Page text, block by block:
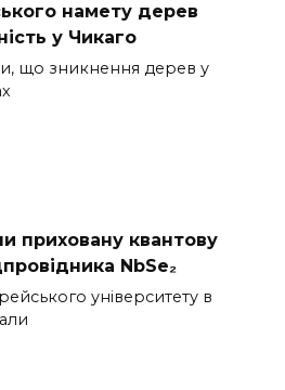
намету дерев
у Чикаго
що зникнення дерев у
приховану квантову
NbSe₂
університету в